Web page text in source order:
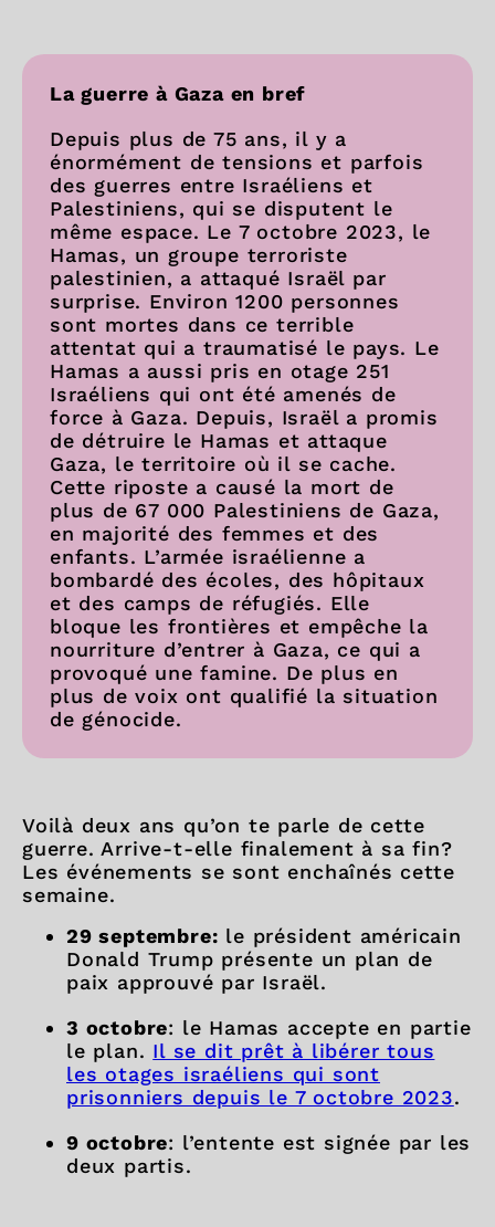
La guerre à Gaza en bref
Depuis plus de 75 ans, il y a
énormément de tensions et parfois
des guerres entre Israéliens et
Palestiniens, qui se disputent le
même espace. Le 7 octobre 2023, le
Hamas, un groupe terroriste
palestinien, a attaqué Israël par
surprise. Environ 1200 personnes
sont mortes dans ce terrible
attentat qui a traumatisé le pays. Le
Hamas a aussi pris en otage 251
Israéliens qui ont été amenés de
force à Gaza. Depuis, Israël a promis
de détruire le Hamas et attaque
Gaza, le territoire où il se cache.
Cette riposte a causé la mort de
plus de 67 000 Palestiniens de Gaza,
en majorité des femmes et des
enfants. L’armée israélienne a
bombardé des écoles, des hôpitaux
et des camps de réfugiés. Elle
bloque les frontières et empêche la
nourriture d’entrer à Gaza, ce qui a
provoqué une famine. De plus en
plus de voix ont qualifié la situation
de génocide.
Voilà deux ans qu’on te parle de cette
guerre. Arrive-t-elle finalement à sa fin?
Les événements se sont enchaînés cette
semaine.
29 septembre: le président américain
Donald Trump présente un plan de
paix approuvé par Israël.
3 octobre: le Hamas accepte en partie
le plan. Il se dit prêt à libérer tous
les otages israéliens qui sont
prisonniers depuis le 7 octobre 2023.
9 octobre: l’entente est signée par les
deux partis.